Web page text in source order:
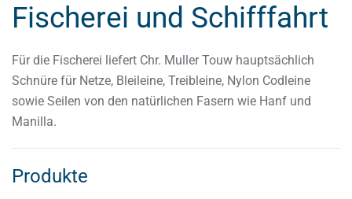
Fischerei und Schifffahrt
Für die Fischerei liefert Chr. Muller Touw hauptsächlich
Schnüre für Netze, Bleileine, Treibleine, Nylon Codleine
sowie Seilen von den natürlichen Fasern wie Hanf und
Manilla.
Produkte